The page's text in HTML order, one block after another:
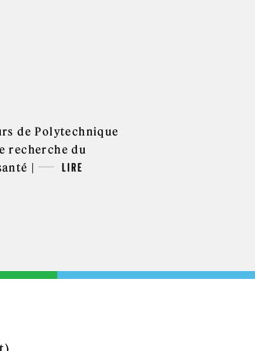
de Polytechnique
recherche du
|
LIRE